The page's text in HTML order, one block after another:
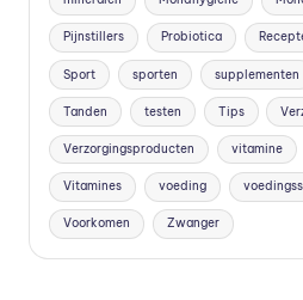
Pijnstillers Probiotica
Sport sporten supplementen
Tanden testen Tips
Verzorgingsproducten vitamine
Vitamines voeding
Voorkomen Zwanger